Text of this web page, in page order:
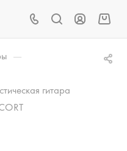
—
гитара